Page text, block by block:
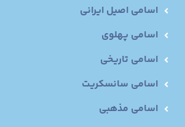
اسامی اصیل ایرانی
اسامی پهلوی
اسامی تاریخی
اسامی سانسکریت
اسامی مذهبی